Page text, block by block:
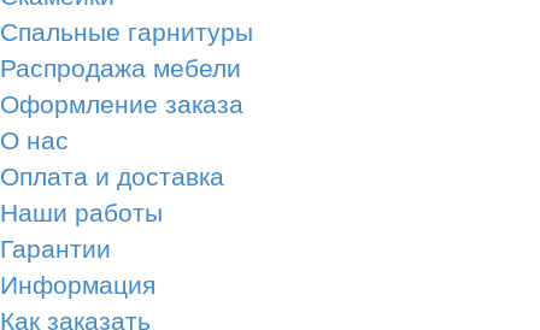
Спальные гарнитуры
Распродажа мебели
Оформление заказа
О нас
Оплата и доставка
Наши работы
Гарантии
Информация
Как заказать